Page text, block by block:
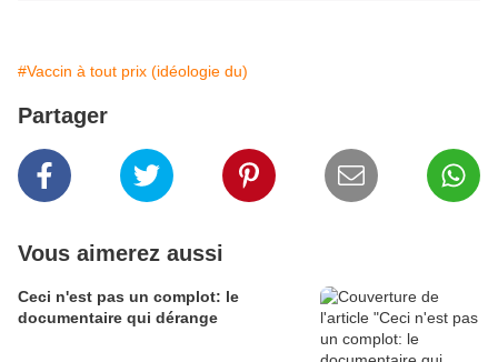
#Vaccin à tout prix (idéologie du)
Partager
Vous aimerez aussi
Ceci n'est pas un complot: le
documentaire qui dérange